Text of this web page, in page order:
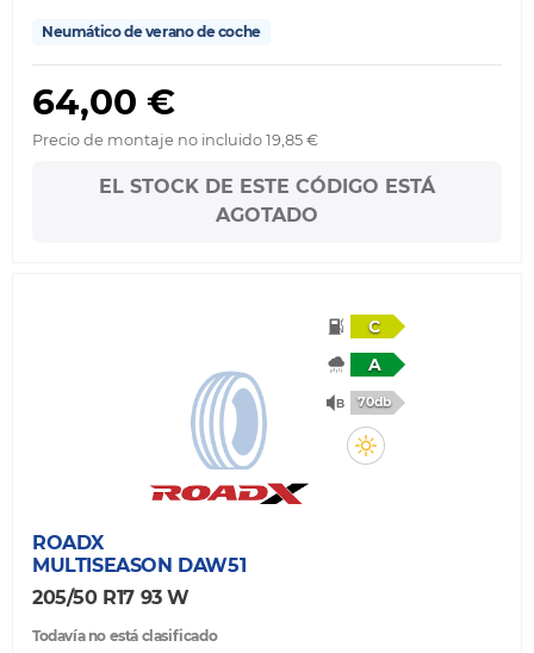
Neumático de verano de coche
64,00 €
Precio de montaje no incluido 19,85 €
EL STOCK DE ESTE CÓDIGO ESTÁ
AGOTADO
C
A
70db
ROADX
MULTISEASON DAW51
205/50 R17 93 W
Todavía no está clasificado